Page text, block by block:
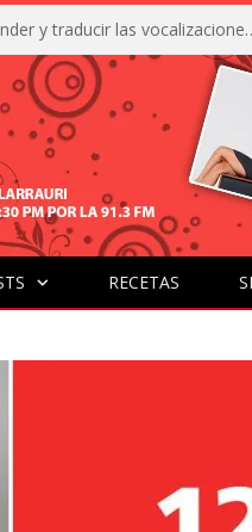
La IA está acercándonos a
RECETAS